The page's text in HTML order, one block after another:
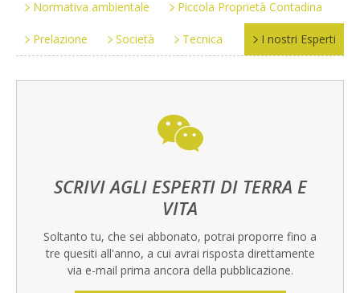
Normativa ambientale Piccola Proprietà Contadina
Prelazione Società Tecnica I nostri Esperti
SCRIVI AGLI ESPERTI DI TERRA E
VITA
Soltanto tu, che sei abbonato, potrai proporre fino a
tre quesiti all'anno, a cui avrai risposta direttamente
via e-mail prima ancora della pubblicazione.